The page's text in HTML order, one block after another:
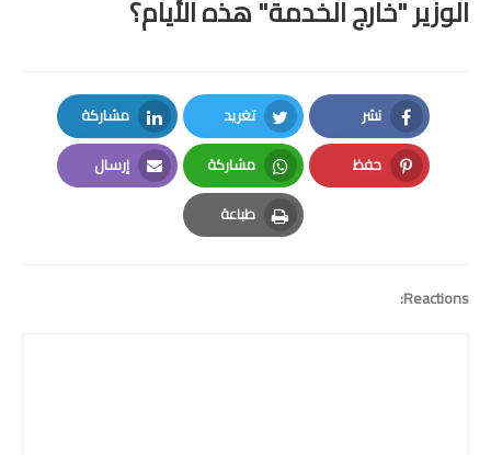
الوزير "خارج الخدمة" هذه الأيام؟
نشر
Facebook
تغريد
Twitter
مشاركة
LinkedIn
حفظ
Pinterest
مشاركة
Whatsapp
إرسال
Email
طباعة
Print
Reactions: